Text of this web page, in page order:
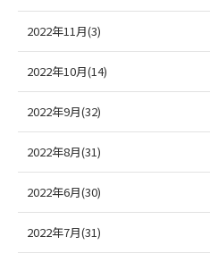
2022年11月(3)
2022年10月(14)
2022年9月(32)
2022年8月(31)
2022年6月(30)
2022年7月(31)